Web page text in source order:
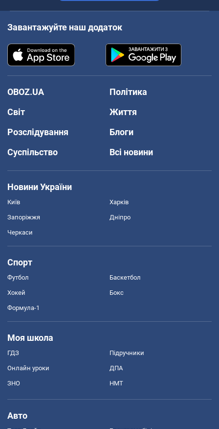
Завантажуйте наш додаток
OBOZ.UA
Політика
Світ
Життя
Розслідування
Блоги
Суспільство
Всі новини
Новини України
Київ Харків
Запоріжжя Дніпро
Черкаси
Спорт
Футбол Баскетбол
Хокей Бокс
Формула-1
Моя школа
ГДЗ Підручники
Онлайн уроки ДПА
ЗНО НМТ
Авто